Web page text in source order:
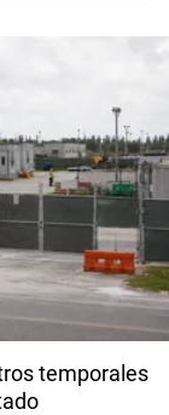
temporales